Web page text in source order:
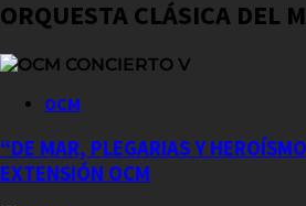
ORQUESTA CLÁSICA DEL
OCM
“DE MAR, PLEGARIAS Y
EXTENSIÓN OCM